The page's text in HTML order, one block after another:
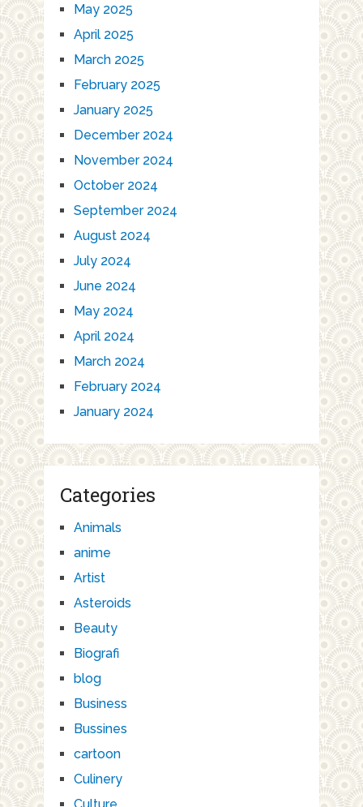
May 2025
April 2025
March 2025
February 2025
January 2025
December 2024
November 2024
October 2024
September 2024
August 2024
July 2024
June 2024
May 2024
April 2024
March 2024
February 2024
January 2024
Categories
Animals
anime
Artist
Asteroids
Beauty
Biografi
blog
Business
Bussines
cartoon
Culinery